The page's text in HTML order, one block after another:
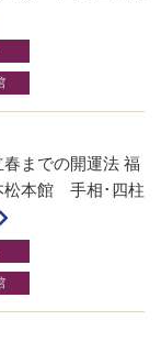
までの開運法 福
松本館 手相･四柱